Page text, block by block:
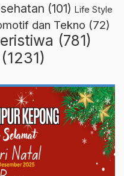
(101) Life Style
dan Tekno (72)
(781)
(1231)